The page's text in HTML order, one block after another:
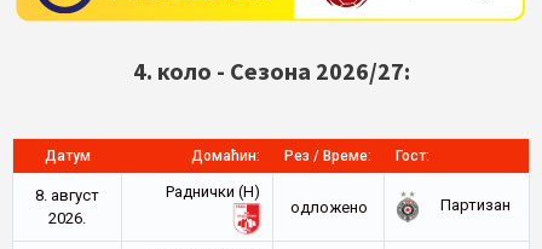
4. коло - Сезона 2026/27:
Датум Домаћин: Рез / Време: Гост:
8. август
2026.
Раднички (Н)
oдложено
Партизан